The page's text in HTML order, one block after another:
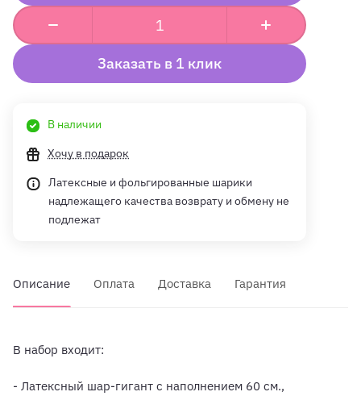
Заказать в 1 клик
В наличии
Хочу в подарок
Латексные и фольгированные шарики
надлежащего качества возврату и обмену не
подлежат
Описание Оплата Доставка Гарантия
В набор входит:
- Латексный шар-гигант с наполнением 60 см.,